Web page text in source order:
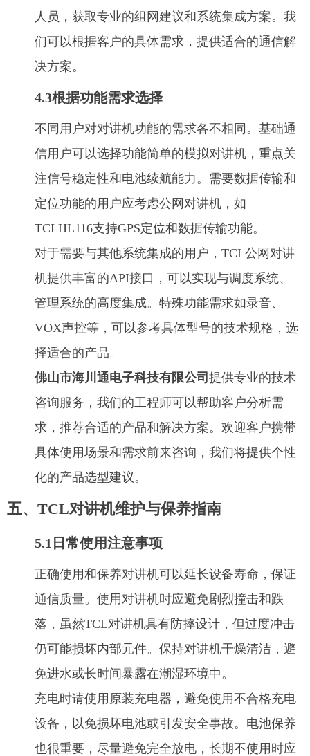
人员，获取专业的组网建议和系统集成方案。我
们可以根据客户的具体需求，提供适合的通信解
决方案。
4.3根据功能需求选择
不同用户对对讲机功能的需求各不相同。基础通
信用户可以选择功能简单的模拟对讲机，重点关
注信号稳定性和电池续航能力。需要数据传输和
定位功能的用户应考虑公网对讲机，如
TCLHL116支持GPS定位和数据传输功能。
对于需要与其他系统集成的用户，TCL公网对讲
机提供丰富的API接口，可以实现与调度系统、
管理系统的高度集成。特殊功能需求如录音、
VOX声控等，可以参考具体型号的技术规格，选
择适合的产品。
佛山市海川通电子科技有限公司 提供专业的技术
咨询服务，我们的工程师可以帮助客户分析需
求，推荐合适的产品和解决方案。欢迎客户携带
具体使用场景和需求前来咨询，我们将提供个性
化的产品选型建议。
五、TCL对讲机维护与保养指南
5.1日常使用注意事项
正确使用和保养对讲机可以延长设备寿命，保证
通信质量。使用对讲机时应避免剧烈撞击和跌
落，虽然TCL对讲机具有防摔设计，但过度冲击
仍可能损坏内部元件。保持对讲机干燥清洁，避
免进水或长时间暴露在潮湿环境中。
充电时请使用原装充电器，避免使用不合格充电
设备，以免损坏电池或引发安全事故。电池保养
也很重要，尽量避免完全放电，长期不使用时应